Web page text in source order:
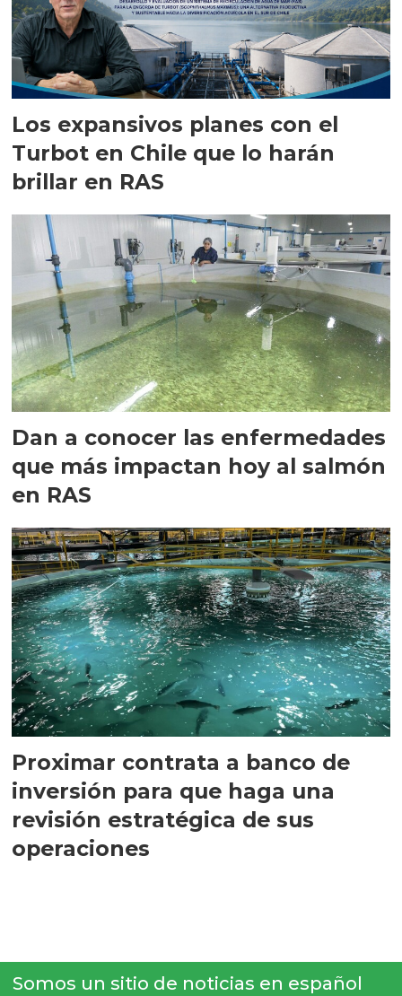
Los expansivos planes con el
Turbot en Chile que lo harán
brillar en RAS
Dan a conocer las enfermedades
que más impactan hoy al salmón
en RAS
Proximar contrata a banco de
inversión para que haga una
revisión estratégica de sus
operaciones
Somos un sitio de noticias en español